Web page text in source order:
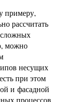
примеру,
рассчитать
сложных
можно
несущих
при этом
и фасадной